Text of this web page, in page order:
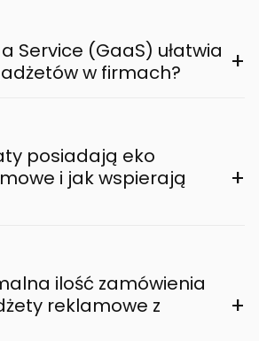
Service (GaaS) ułatwia
w firmach?
+
posiadają eko
i jak wspierają
+
ilość zamówienia
reklamowe z
+